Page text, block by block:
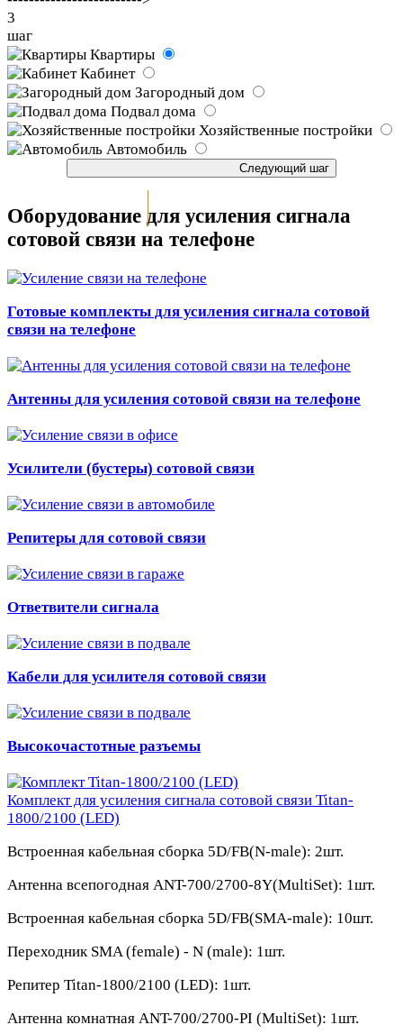
3
шаг
Квартиры
Кабинет
Загородный дом
Подвал дома
Хозяйственные постройки
Автомобиль
Оборудование для усиления сигнала
сотовой связи на телефоне
Готовые комплекты для усиления сигнала сотовой
связи на телефоне
Антенны для усиления сотовой связи на телефоне
Усилители (бустеры) сотовой связи
Репитеры для сотовой связи
Ответвители сигнала
Кабели для усилителя сотовой связи
Высокочастотные разъемы
Комплект для усиления сигнала сотовой связи Titan-
1800/2100 (LED)
Встроенная кабельная сборка 5D/FB(N-male): 2шт.
Антенна всепогодная ANT-700/2700-8Y(MultiSet): 1шт.
Встроенная кабельная сборка 5D/FB(SMA-male): 10шт.
Переходник SMA (female) - N (male): 1шт.
Репитер Titan-1800/2100 (LED): 1шт.
Антенна комнатная ANT-700/2700-PI (MultiSet): 1шт.